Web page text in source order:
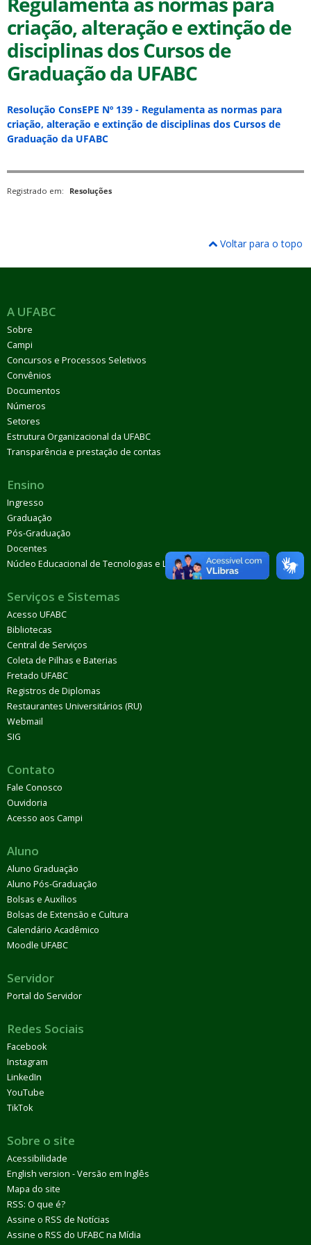
criação, alteração e extinção de
disciplinas dos Cursos de
Graduação da UFABC
Resolução ConsEPE Nº 139 - Regulamenta as normas para
criação, alteração e extinção de disciplinas dos Cursos de
Graduação da UFABC
Registrado em: Resoluções
Voltar para o topo
A UFABC
Sobre
Campi
Concursos e Processos Seletivos
Convênios
Documentos
Números
Setores
Estrutura Organizacional da UFABC
Transparência e prestação de contas
Ensino
Ingresso
Graduação
Pós-Graduação
Docentes
Núcleo Educacional de Tecnologias e Línguas (Netel)
Serviços e Sistemas
Acesso UFABC
Bibliotecas
Central de Serviços
Coleta de Pilhas e Baterias
Fretado UFABC
Registros de Diplomas
Restaurantes Universitários (RU)
Webmail
SIG
Contato
Fale Conosco
Ouvidoria
Acesso aos Campi
Aluno
Aluno Graduação
Aluno Pós-Graduação
Bolsas e Auxílios
Bolsas de Extensão e Cultura
Calendário Acadêmico
Moodle UFABC
Servidor
Portal do Servidor
Redes Sociais
Facebook
Instagram
LinkedIn
YouTube
TikTok
Sobre o site
Acessibilidade
English version - Versão em Inglês
Mapa do site
RSS: O que é?
Assine o RSS de Notícias
Assine o RSS do UFABC na Mídia